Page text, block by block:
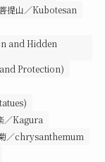
提山／Kubotesan
and Hidden
Protection)
／Kagura
／chrysanthemum